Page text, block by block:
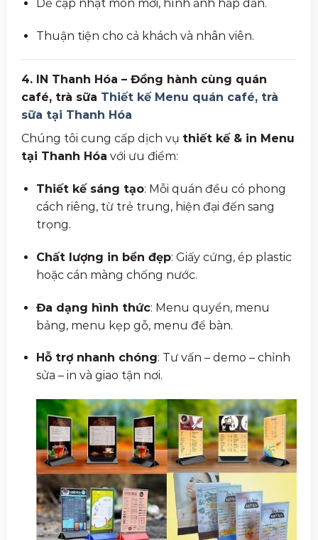
Dễ cập nhật món mới, hình ảnh hấp dẫn.
Thuận tiện cho cả khách và nhân viên.
4. IN Thanh Hóa – Đồng hành cùng quán
café, trà sữa Thiết kế Menu quán café, trà
sữa tại Thanh Hóa
Chúng tôi cung cấp dịch vụ thiết kế & in Menu
tại Thanh Hóa với ưu điểm:
Thiết kế sáng tạo: Mỗi quán đều có phong
cách riêng, từ trẻ trung, hiện đại đến sang
trọng.
Chất lượng in bền đẹp: Giấy cứng, ép plastic
hoặc cán màng chống nước.
Đa dạng hình thức: Menu quyển, menu
bảng, menu kẹp gỗ, menu để bàn.
Hỗ trợ nhanh chóng: Tư vấn – demo – chỉnh
sửa – in và giao tận nơi.